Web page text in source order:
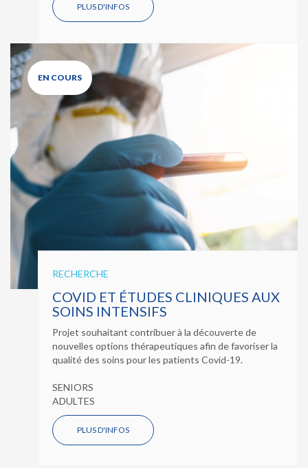
PLUS D'INFOS
EN COURS
RECHERCHE
COVID ET ÉTUDES CLINIQUES AUX
SOINS INTENSIFS
Projet souhaitant contribuer à la découverte de
nouvelles options thérapeutiques afin de favoriser la
qualité des soins pour les patients Covid-19.
SENIORS
ADULTES
PLUS D'INFOS